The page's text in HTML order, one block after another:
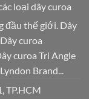
loại dây curoa
đầu thế giới. Dây
curoa
curoa Tri Angle
Brand...
TP.HCM